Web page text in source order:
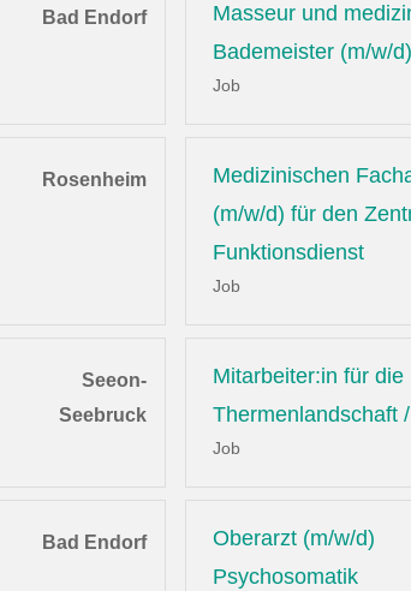
Bad Endorf
Masseur und
Bademeister (m/w/d)
Job
Rosenheim
Medizinischen
(m/w/d) für den
Funktionsdienst
Job
Seeon-
Seebruck
Mitarbeiter:in für die
Thermenlandschaft
Job
Bad Endorf
Oberarzt (m/w/d)
Psychosomatik